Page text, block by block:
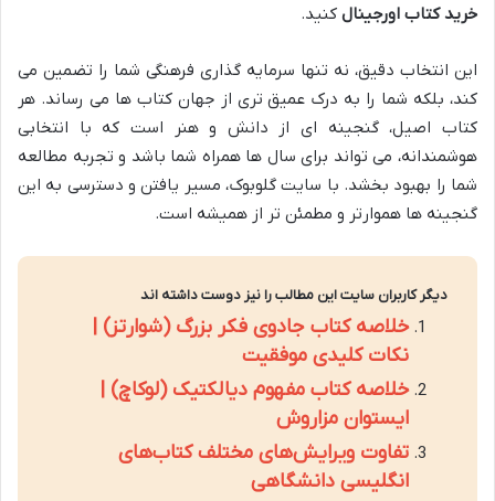
خرید کتاب اورجینال کنید.
این انتخاب دقیق، نه تنها سرمایه گذاری فرهنگی شما را تضمین می
کند، بلکه شما را به درک عمیق تری از جهان کتاب ها می رساند. هر
کتاب اصیل، گنجینه ای از دانش و هنر است که با انتخابی
هوشمندانه، می تواند برای سال ها همراه شما باشد و تجربه مطالعه
شما را بهبود بخشد. با سایت گلوبوک، مسیر یافتن و دسترسی به این
گنجینه ها هموارتر و مطمئن تر از همیشه است.
دیگر کاربران سایت این مطالب را نیز دوست داشته اند
خلاصه کتاب جادوی فکر بزرگ (شوارتز) |
نکات کلیدی موفقیت
خلاصه کتاب مفهوم دیالکتیک (لوکاچ) |
ایستوان مزاروش
تفاوت ویرایش‌های مختلف کتاب‌های
انگلیسی دانشگاهی